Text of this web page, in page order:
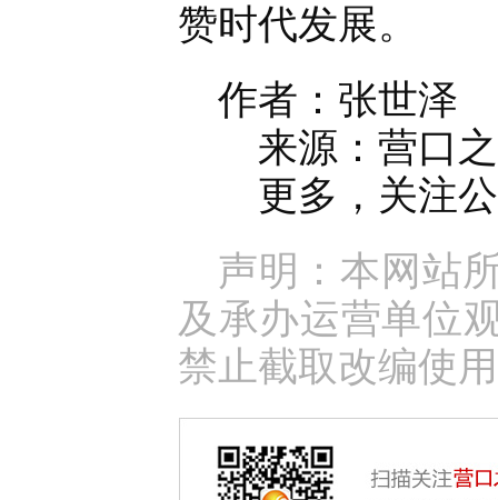
赞时代发展。
作者：张世泽
来源：营口之
更多，关注公
声明：本网站
及承办运营单位
禁止截取改编使